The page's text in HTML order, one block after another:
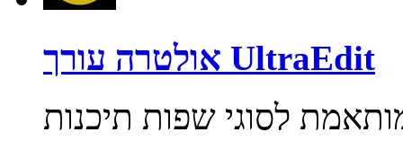
אולטרה עורך UltraEdit